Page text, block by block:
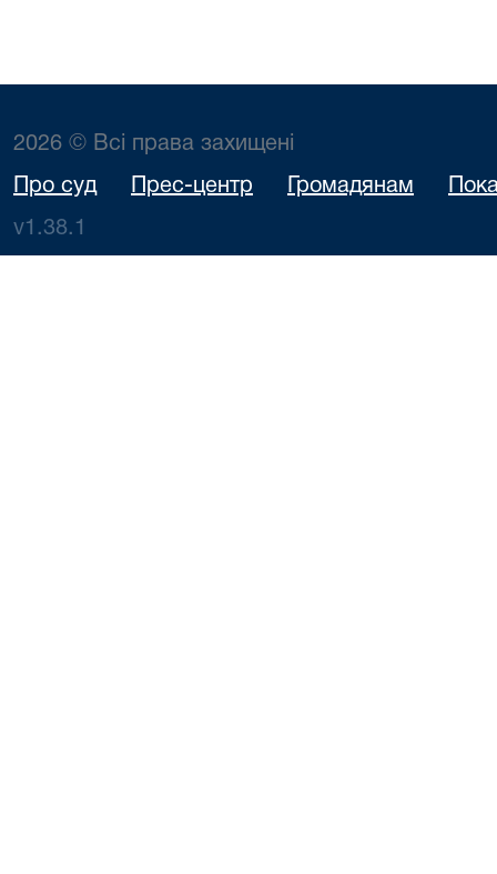
2026 © Всі права захищені
Про суд Прес-центр Громадянам
v1.38.1